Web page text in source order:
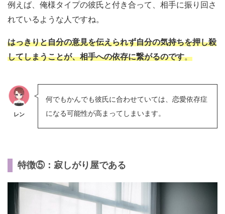
例えば、俺様タイプの彼氏と付き合って、相手に振り回さ
れているような人ですね。
はっきりと自分の意見を伝えられず自分の気持ちを押し殺
してしまうことが、相手への依存に繋がるのです。
レン
何でもかんでも彼氏に合わせていては、恋愛依存症
になる可能性が高まってしまいます。
特徴⑤：寂しがり屋である